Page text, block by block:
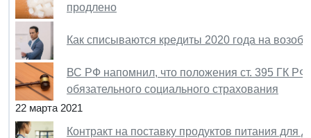
продлено
Как списываются кредиты 2020 года на
ВС РФ напомнил, что положения ст. 395 ГК
обязательного социального страхования
22 марта 2021
Контракт на поставку продуктов питания для